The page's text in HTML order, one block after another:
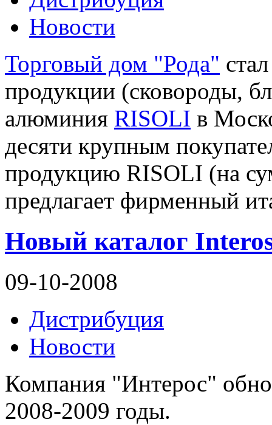
Новости
Торговый дом "Рода"
продукции (сковороды,
алюминия RISOLI в
десяти крупным
продукцию RISOLI (на
предлагает фирменный
Новый каталог
09-10-2008
Дистрибуция
Новости
Компания "Интерос"
2008-2009 годы.